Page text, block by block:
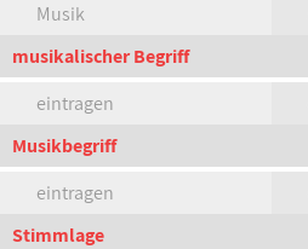
Musik
musikalischer Begriff
eintragen
Musikbegriff
eintragen
Stimmlage